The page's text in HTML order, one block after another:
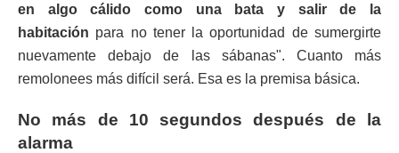
en algo cálido como una bata y salir de la
habitación para no tener la oportunidad de sumergirte
nuevamente debajo de las sábanas". Cuanto más
remolonees más difícil será. Esa es la premisa básica.
No más de 10 segundos después de la
alarma